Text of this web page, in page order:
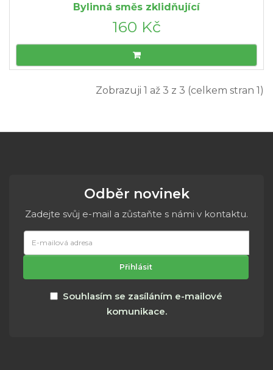
Bylinná směs zklidňující
160 Kč
Zobrazuji 1 až 3 z 3 (celkem stran 1)
Odběr novinek
Zadejte svůj e-mail a zůstaňte s námi v kontaktu.
mailová
adresa
Přihlásit
Souhlasím se zasíláním e-mailové
komunikace.